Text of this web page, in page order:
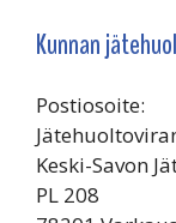
Kunnan
Postiosoite:
Keski-Savon
PL 208